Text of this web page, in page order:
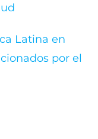
Latina en
por el